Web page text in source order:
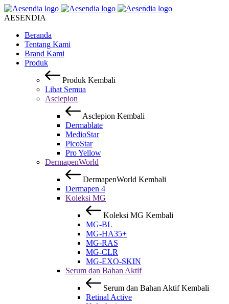
AESENDIA
Beranda
Tentang Kami
Brand Kami
Produk
Produk Kembali
Lihat Semua
Asclepion
Asclepion Kembali
Dermablate
MedioStar
PicoStar
Pro Yellow
DermapenWorld
DermapenWorld Kembali
Dermapen 4
Koleksi MG
Koleksi MG Kembali
MG-BL
MG-HA35+
MG-RAS
MG-CLR
MG-EXO-SKIN
Serum dan Bahan Aktif
Serum dan Bahan Aktif Kembali
Retinal Active